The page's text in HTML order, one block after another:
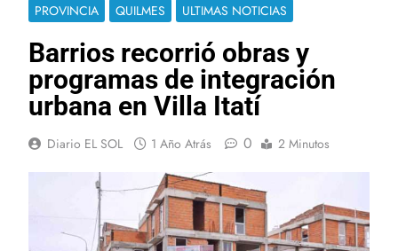
PROVINCIA QUILMES ULTIMAS NOTICIAS
Barrios recorrió obras y
programas de integración
urbana en Villa Itatí
Diario EL SOL 1 Año Atrás 0 2 Minutos